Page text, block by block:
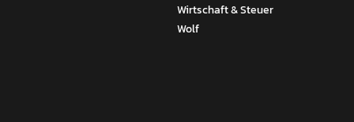
Wirtschaft & Steuer
Wolf